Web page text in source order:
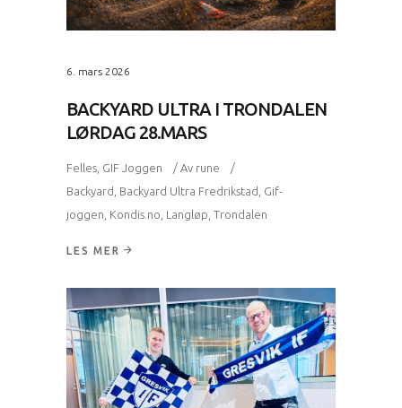
6. mars 2026
BACKYARD ULTRA I TRONDALEN
LØRDAG 28.MARS
Felles GIF Joggen Av rune
Backyard Backyard Ultra Fredrikstad Gif-
joggen Kondis.no Langløp Trondalen
LES MER